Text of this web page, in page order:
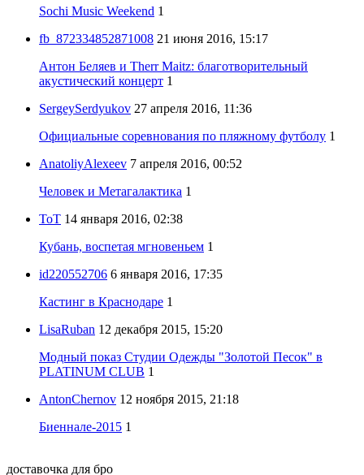
Sochi Music Weekend 1
fb_872334852871008 21 июня 2016, 15:17
Антон Беляев и Therr Maitz: благотворительный
акустический концерт 1
SergeySerdyukov 27 апреля 2016, 11:36
Официальные соревнования по пляжному футболу 1
AnatoliyAlexeev 7 апреля 2016, 00:52
Человек и Метагалактика 1
ToT 14 января 2016, 02:38
Кубань, воспетая мгновеньем 1
id220552706 6 января 2016, 17:35
Кастинг в Краснодаре 1
LisaRuban 12 декабря 2015, 15:20
Модный показ Студии Одежды "Золотой Песок" в
PLATINUM CLUB 1
AntonChernov 12 ноября 2015, 21:18
Биеннале-2015 1
доставочка для бро